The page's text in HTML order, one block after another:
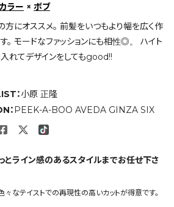
：小原 正隆
： PEEK-A-BOO AVEDA GINZA SIX
とライン感のあるスタイルまでお任せ下さ
々なテイストでの再現性の高いカットが得意です。
ラー × ボブ
にオススメ。 前髪をいつもより幅を広く作
モードなファッションにも相性◎。 ハイト
入れてデザインをしてもgood!!